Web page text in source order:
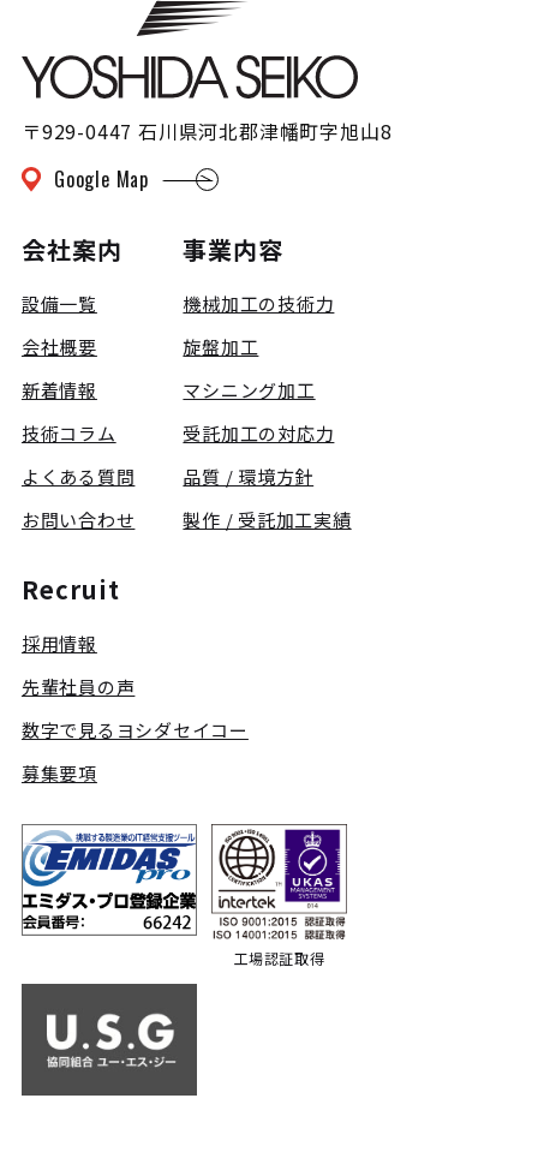
〒929-0447 石川県河北郡津幡町字旭山8
Google Map
会社案内
設備一覧
会社概要
新着情報
技術コラム
よくある質問
お問い合わせ
事業内容
機械加工の技術力
旋盤加工
マシニング加工
受託加工の対応力
品質 / 環境方針
製作 / 受託加工実績
Recruit
採用情報
先輩社員の声
数字で見るヨシダセイコー
募集要項
工場認証取得